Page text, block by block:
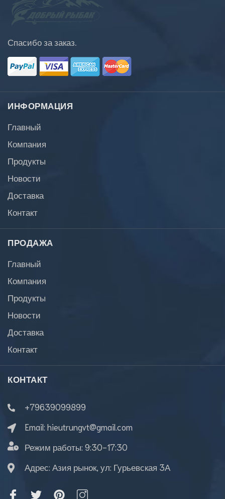
Спасибо за заказ.
ИНФОРМАЦИЯ
Главный
Компания
Продукты
Новости
Доставка
Контакт
ПРОДАЖА
Главный
Компания
Продукты
Новости
Доставка
Контакт
КОНТАКТ
+79639099899
Email: hieutrungvt@gmail.com
Режим работы: 9:30-17:30
Адрес: Азия рынок, ул: Гурьевская 3А